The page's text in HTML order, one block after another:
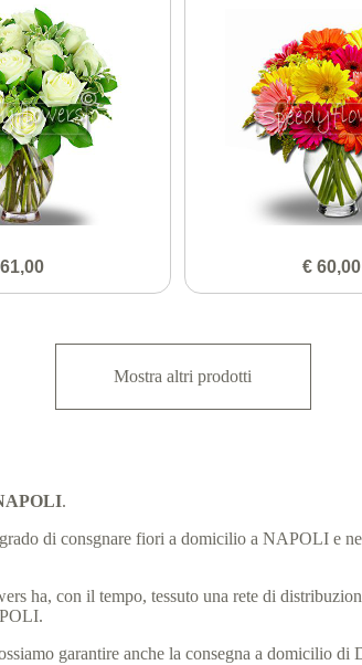
€ 60,00
Mostra altri prodotti
.
di consgnare fiori a domicilio a NAPOLI e
ha, con il tempo, tessuto una rete di
garantire anche la consegna a domicilio di